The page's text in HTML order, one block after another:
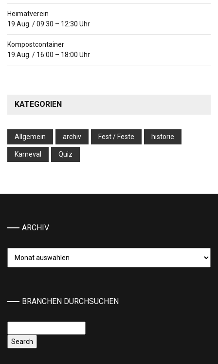
Heimatverein
19.Aug. /09:30 – 12:30 Uhr
Kompostcontainer
19.Aug. / 16:00 – 18:00 Uhr
KATEGORIEN
Allgemein archiv Fest / Feste historie
Karneval Quiz
ARCHIV
BRANCHEN DURCHSUCHEN